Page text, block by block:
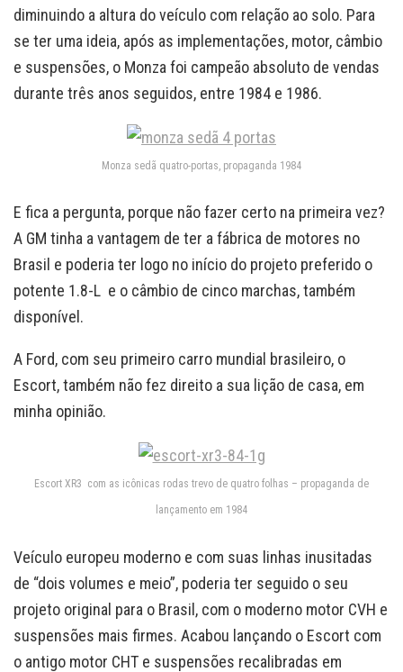
diminuindo a altura do veículo com relação ao solo. Para
se ter uma ideia, após as implementações, motor, câmbio
e suspensões, o Monza foi campeão absoluto de vendas
durante três anos seguidos, entre 1984 e 1986.
Monza sedã quatro-portas, propaganda 1984
E fica a pergunta, porque não fazer certo na primeira vez?
A GM tinha a vantagem de ter a fábrica de motores no
Brasil e poderia ter logo no início do projeto preferido o
potente 1.8-L e o câmbio de cinco marchas, também
disponível.
A Ford, com seu primeiro carro mundial brasileiro, o
Escort, também não fez direito a sua lição de casa, em
minha opinião.
Escort XR3 com as icônicas rodas trevo de quatro folhas – propaganda de
lançamento em 1984
Veículo europeu moderno e com suas linhas inusitadas
de “dois volumes e meio”, poderia ter seguido o seu
projeto original para o Brasil, com o moderno motor CVH e
suspensões mais firmes. Acabou lançando o Escort com
o antigo motor CHT e suspensões recalibradas em